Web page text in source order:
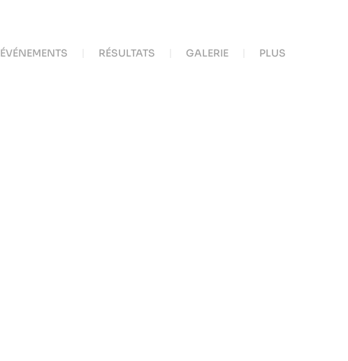
ÉVÉNEMENTS RÉSULTATS GALERIE PLUS